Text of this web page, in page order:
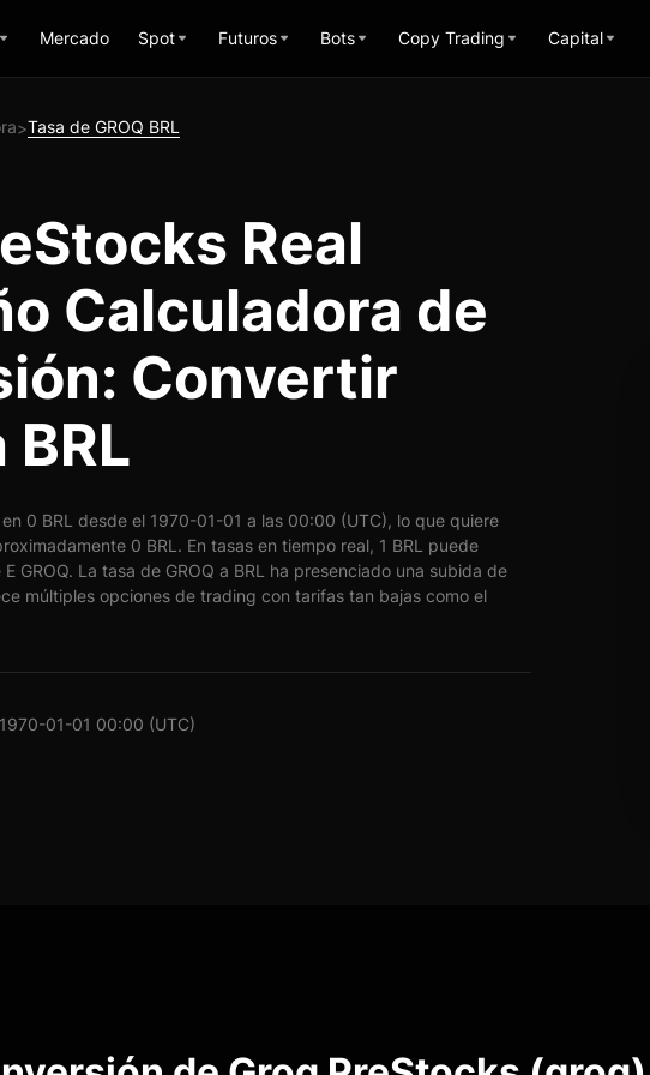
Mercado Spot Futuros Bots Copy Trading Capital
>Tasa de GROQ BRL
Real
Calculadora de
Convertir
BRL
0 BRL desde el 1970-01-01 a las 00:00 (UTC), lo que quiere
0 BRL. En tasas en tiempo real, 1 BRL puede
GROQ. La tasa de GROQ a BRL ha presenciado una subida de
múltiples opciones de trading con tarifas tan bajas como el
01-01 00:00 (UTC)